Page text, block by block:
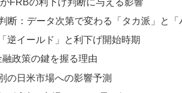
断：データ次第で変わる「タカ派」と「
逆イールド」と利下げ開始時期
政策の鍵を握る理由
の日米市場への影響予測